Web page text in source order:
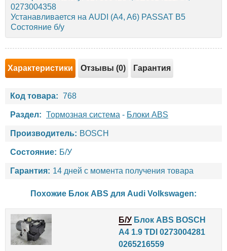
0273004358
Устанавливается на AUDI (A4, A6) PASSAT B5
Состояние б/у
Характеристики Отзывы (0) Гарантия
Код товара: 768
Раздел: Тормозная система - Блоки ABS
Производитель: BOSCH
Состояние: Б/У
Гарантия: 14 дней с момента получения товара
Похожие Блок ABS для Audi Volkswagen:
Б/У Блок ABS BOSCH
A4 1.9 TDI 0273004281
0265216559